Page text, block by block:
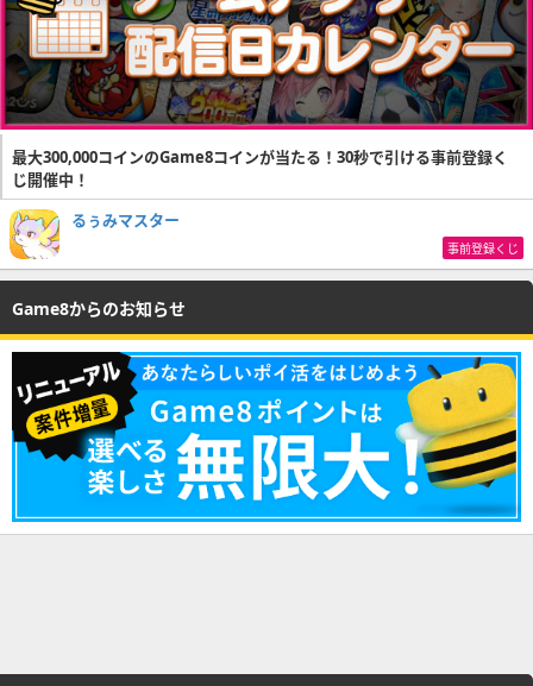
最大300,000コインのGame8コインが当たる！30秒で引ける事前登録く
じ開催中！
るぅみマスター
事前登録くじ
Game8からのお知らせ